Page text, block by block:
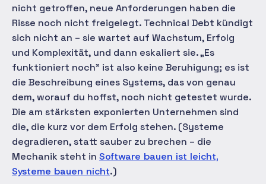
nicht getroffen, neue Anforderungen haben die
Risse noch nicht freigelegt. Technical Debt kündigt
sich nicht an – sie wartet auf Wachstum, Erfolg
und Komplexität, und dann eskaliert sie. „Es
funktioniert noch" ist also keine Beruhigung; es ist
die Beschreibung eines Systems, das von genau
dem, worauf du hoffst, noch nicht getestet wurde.
Die am stärksten exponierten Unternehmen sind
die, die kurz vor dem Erfolg stehen. (Systeme
degradieren, statt sauber zu brechen – die
Mechanik steht in Software bauen ist leicht,
Systeme bauen nicht.)